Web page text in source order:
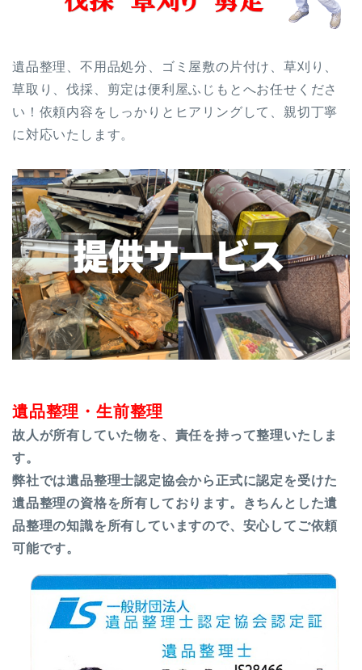
遺品整理、不用品処分、ゴミ屋敷の片付け、草刈り、
草取り、伐採、剪定は便利屋ふじもとへお任せくださ
い！ 依頼内容をしっかりとヒアリングして、親切丁寧
に対応いたします。
遺品整理・生前整理
故人が所有していた物を、責任を持って整理いたしま
す。
弊社では遺品整理士認定協会から正式に認定を受けた
遺品整理の資格を所有しております。
きちんとした遺
品整理の知識を所有していますので、安心してご依頼
可能です。